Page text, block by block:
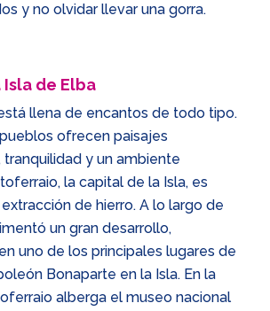
y no olvidar llevar una gorra.
Isla de Elba
llena de encantos de todo tipo.
ofrecen paisajes
y un ambiente
la capital de la Isla, es
de hierro. A lo largo de
un gran desarrollo,
uno de los principales lugares de
Bonaparte en la Isla. En la
alberga el museo nacional